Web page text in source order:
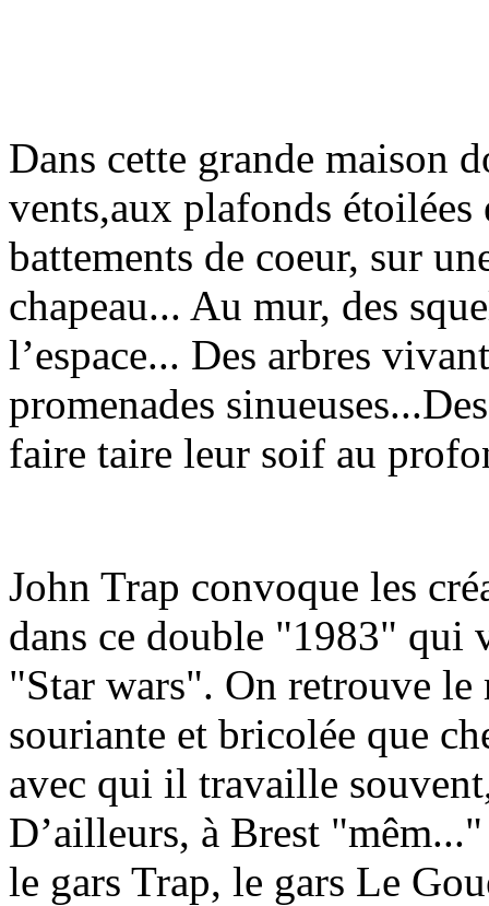
Dans cette grande maison
vents,aux plafonds étoilées
battements de coeur, sur
chapeau... Au mur, des
l’espace... Des arbres
promenades
faire taire leur soif au
John Trap convoque les
dans ce double "1983" qui
"Star wars". On retrouve le
souriante et bricolée que
avec qui il travaille
D’ailleurs, à Brest
le gars Trap, le gars Le